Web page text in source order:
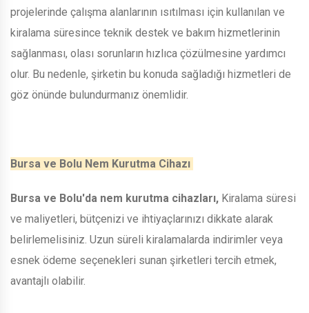
projelerinde çalışma alanlarının ısıtılması için kullanılan ve
kiralama süresince teknik destek ve bakım hizmetlerinin
sağlanması, olası sorunların hızlıca çözülmesine yardımcı
olur. Bu nedenle, şirketin bu konuda sağladığı hizmetleri de
göz önünde bulundurmanız önemlidir.
Bursa ve Bolu Nem Kurutma Cihazı
Bursa ve Bolu'da nem kurutma cihazları, Kiralama süresi
ve maliyetleri, bütçenizi ve ihtiyaçlarınızı dikkate alarak
belirlemelisiniz. Uzun süreli kiralamalarda indirimler veya
esnek ödeme seçenekleri sunan şirketleri tercih etmek,
avantajlı olabilir.